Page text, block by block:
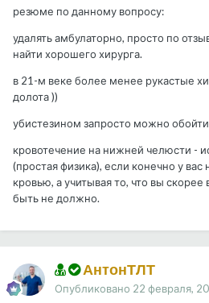
резюме по данному вопросу:
удалять амбулаторно, просто по
найти хорошего хирурга.
в 21-м веке более менее рукастые
долота ))
убистезином запросто можно
кровотечение на нижней челюсти -
(простая физика), если конечно у
кровью, а учитывая то, что вы скорее
быть не должно.
АнтонТЛТ
Опубликовано 22 февраля,